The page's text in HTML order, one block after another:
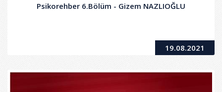
Psikorehber 6.Bölüm - Gizem NAZLIOĞLU
19.08.2021